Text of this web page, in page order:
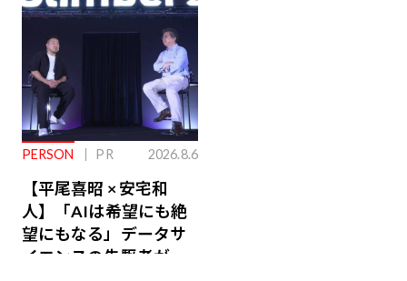
PERSON PR 2026.8.6
【平尾喜昭 × 安宅和
人】「AIは希望にも絶
望にもなる」データサ
イエンスの先駆者が語